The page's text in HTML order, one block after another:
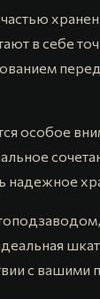
в себе
особое
надежное
с вашими